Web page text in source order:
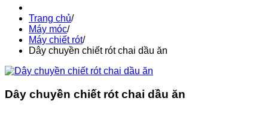
Trang chủ/
Máy móc/
Máy chiết rót/
Dây chuyền chiết rót chai dầu ăn
Dây chuyền chiết rót chai dầu ăn